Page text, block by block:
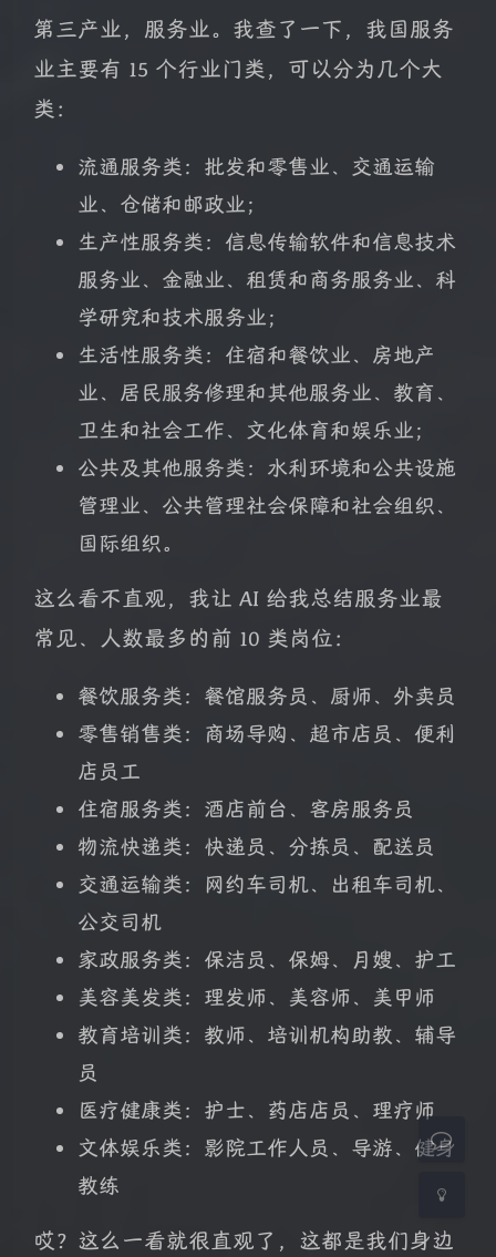
夜间模式
Sans Serif Serif
浅阴影 深阴影
关闭 日落 暗化 灰度
第三产业，服务业。我查了一下，我国服务
业主要有 15 个行业门类，可以分为几个大
类：
流通服务类：批发和零售业、交通运输
业、仓储和邮政业；
生产性服务类：信息传输软件和信息技术
服务业、金融业、租赁和商务服务业、科
学研究和技术服务业；
生活性服务类：住宿和餐饮业、房地产
业、居民服务修理和其他服务业、教育、
卫生和社会工作、文化体育和娱乐业；
公共及其他服务类：水利环境和公共设施
管理业、公共管理社会保障和社会组织、
国际组织。
这么看不直观，我让 AI 给我总结服务业最
常见、人数最多的前 10 类岗位：
餐饮服务类：餐馆服务员、厨师、外卖员
零售销售类：商场导购、超市店员、便利
店员工
住宿服务类：酒店前台、客房服务员
物流快递类：快递员、分拣员、配送员
交通运输类：网约车司机、出租车司机、
公交司机
家政服务类：保洁员、保姆、月嫂、护工
美容美发类：理发师、美容师、美甲师
教育培训类：教师、培训机构助教、辅导
员
医疗健康类：护士、药店店员、理疗师
文体娱乐类：影院工作人员、导游、健身
教练
哎？这么一看就很直观了，这都是我们身边